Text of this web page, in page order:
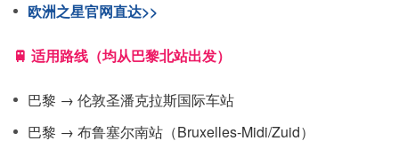
欧洲之星官网直达>>
🚆 适用路线（均从巴黎北站出发）
巴黎 → 伦敦圣潘克拉斯国际车站
巴黎 → 布鲁塞尔南站（Bruxelles-Midi/Zuid）